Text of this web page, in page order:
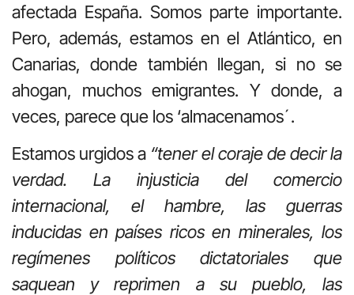
afectada España. Somos parte importante.
Pero, además, estamos en el Atlántico, en
Canarias, donde también llegan, si no se
ahogan, muchos emigrantes. Y donde, a
veces, parece que los ‘almacenamos´.
Estamos urgidos a “tener el coraje de decir la
verdad. La injusticia del comercio
internacional, el hambre, las guerras
inducidas en países ricos en minerales, los
regímenes políticos dictatoriales que
saquean y reprimen a su pueblo, las